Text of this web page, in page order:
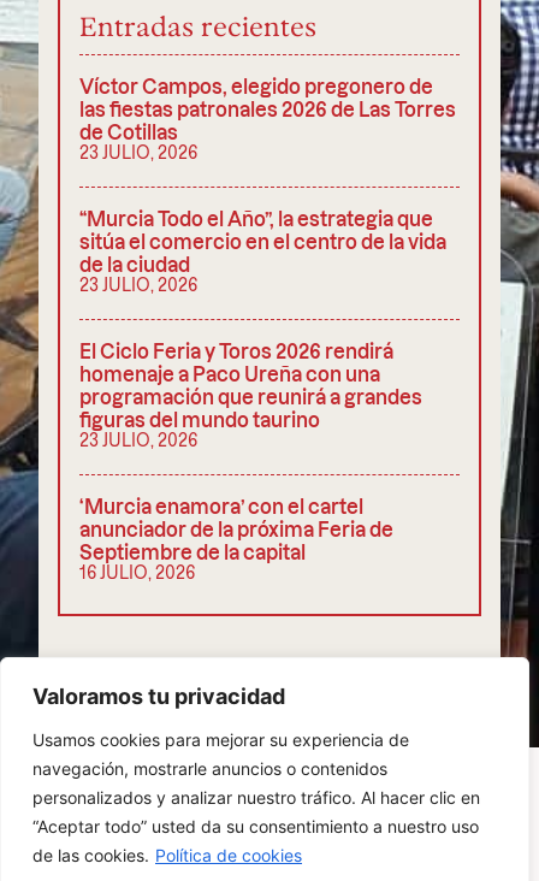
Valoramos tu privacidad
Usamos cookies para mejorar su experiencia de
navegación, mostrarle anuncios o contenidos
personalizados y analizar nuestro tráfico. Al hacer clic en
“Aceptar todo” usted da su consentimiento a nuestro uso
de las cookies. Política de cookies
Entradas recientes
Víctor Campos, elegido pregonero de
las fiestas patronales 2026 de Las Torres
de Cotillas
23 JULIO, 2026
“Murcia Todo el Año”, la estrategia que
sitúa el comercio en el centro de la vida
de la ciudad
23 JULIO, 2026
El Ciclo Feria y Toros 2026 rendirá
homenaje a Paco Ureña con una
programación que reunirá a grandes
figuras del mundo taurino
23 JULIO, 2026
‘Murcia enamora’ con el cartel
anunciador de la próxima Feria de
Septiembre de la capital
16 JULIO, 2026
POLÍTICA DE PRIVACIDADCOOKIES
AVISO LEGAL